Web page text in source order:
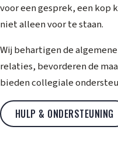
voor een gesprek, een kop
niet alleen voor te staan.
Wij behartigen de
relaties, bevorderen de
bieden collegiale
HULP & ONDERSTEUNING